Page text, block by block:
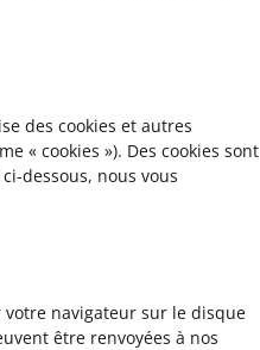
des cookies et autres
« cookies »). Des cookies sont
dessous, nous vous
votre navigateur sur le disque
être renvoyées à nos